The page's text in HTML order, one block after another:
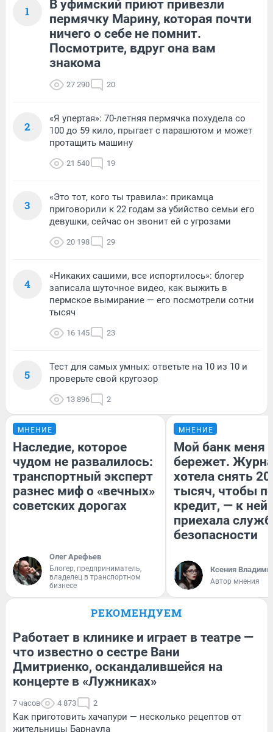
1
В уфимский приют привезли
пермячку Марину, которая почти
ничего о себе не помнит.
Посмотрите, вдруг она вам
знакома
27 290 20
2
«Я упертая»: 70-летняя пермячка похудела со
100 до 59 кило, прыгает с парашютом и может
протащить машину
21 540 19
3
«Это тот, кого ты травила»: прикамца
приговорили к 22 годам за убийство семьи его
девушки, сейчас он звонит ей с угрозами
20 198 29
4
«Никаких сашими, все испортилось»: блогер
записала шуточное видео, как выжить в
пермское вымирание — его посмотрели сотни
тысяч
16 145 23
5
Тест для самых умных: ответьте на 10 из 10 и
проверьте свой кругозор
13 896 2
МНЕНИЕ
Наследие, которое
чудом не развалилось:
транспортный эксперт
разнес миф о «вечных»
советских дорогах
Олег Арефьев
Блогер, предприниматель,
владелец в транспортном
бизнесе
МНЕНИЕ
Мой банк меня
бережет.
хотела снять
тысяч, чтобы
кредит, — к
приехала
безопасности
Ксения
Автор мнения
РЕКОМЕНДУЕМ
Работает в клинике и играет в театре —
что известно о сестре Вани
Дмитриенко, оскандалившейся на
концерте в «Лужниках»
7 часов 4 873 2
Как приготовить хачапури — несколько рецептов от
жительницы Барнаула